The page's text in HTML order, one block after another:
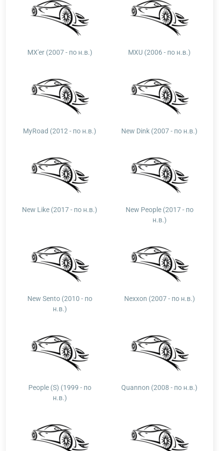
MX'er (2007 - по н.в.) MXU (2006 - по н.в.)
MyRoad (2012 - по н.в.) New Dink (2007 - по н.в.)
New Like (2017 - по н.в.)
New People (2017 - по
н.в.)
New Sento (2010 - по
н.в.)
Nexxon (2007 - по н.в.)
People (S) (1999 - по
н.в.)
Quannon (2008 - по н.в.)